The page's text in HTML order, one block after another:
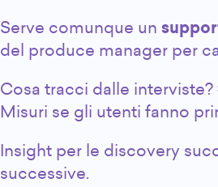
Serve comunque un
del produce manager per
Cosa tracci dalle
Misuri se gli utenti fanno
Insight per le discovery
successive.